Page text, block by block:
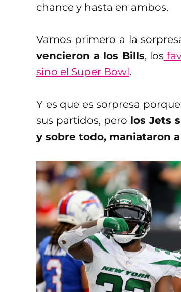
chance y hasta en ambos.
Vamos primero a la
vencieron a los Bills, los
sino el Super Bowl.
Y es que es sorpresa
sus partidos, pero los Jets
y sobre todo, maniataron